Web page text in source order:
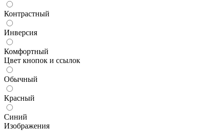
Контрастный
Инверсия
Комфортный
Цвет кнопок и ссылок
Обычный
Красный
Синий
Изображения